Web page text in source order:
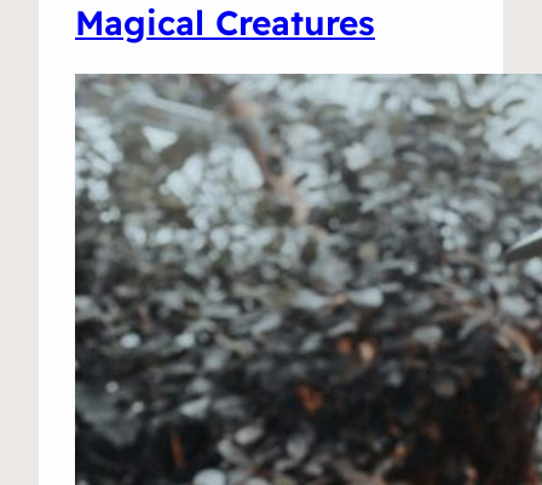
Magical Creatures